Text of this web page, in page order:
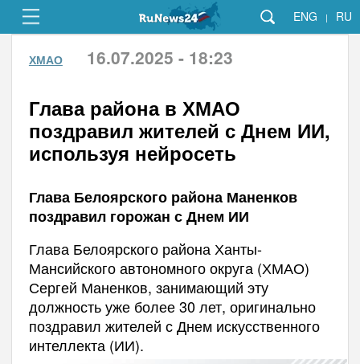
ENG | RU
ХМАО 16.07.2025 - 18:23
Глава района в ХМАО
поздравил жителей с Днем ИИ,
используя нейросеть
Глава Белоярского района Маненков
поздравил горожан с Днем ИИ
Глава Белоярского района Ханты-
Мансийского автономного округа (ХМАО)
Сергей Маненков, занимающий эту
должность уже более 30 лет, оригинально
поздравил жителей с Днем искусственного
интеллекта (ИИ).